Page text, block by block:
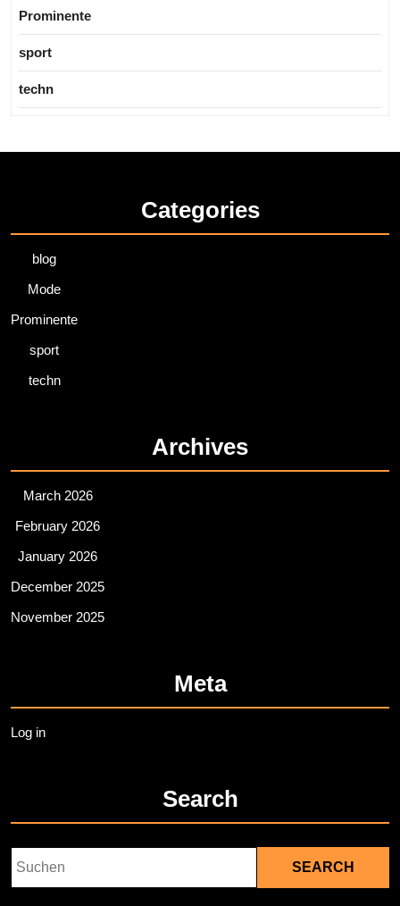
Prominente
sport
techn
Categories
blog
Mode
Prominente
sport
techn
Archives
March 2026
February 2026
January 2026
December 2025
November 2025
Meta
Log in
Search